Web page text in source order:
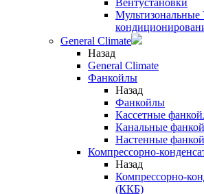
Вентустановки
General Climate
Назад
General Climate
Фанкойлы
Назад
Фанкойлы
Кассетные
Канальные
Настенные
Компрессорно-
Назад
Компрессорно-
(ККБ)